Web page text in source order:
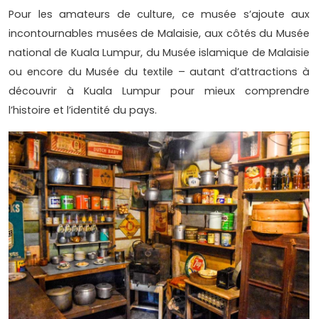
Pour les amateurs de culture, ce musée s’ajoute aux
incontournables musées de Malaisie, aux côtés du Musée
national de Kuala Lumpur, du Musée islamique de Malaisie
ou encore du Musée du textile – autant d’attractions à
découvrir à Kuala Lumpur pour mieux comprendre
l’histoire et l’identité du pays.